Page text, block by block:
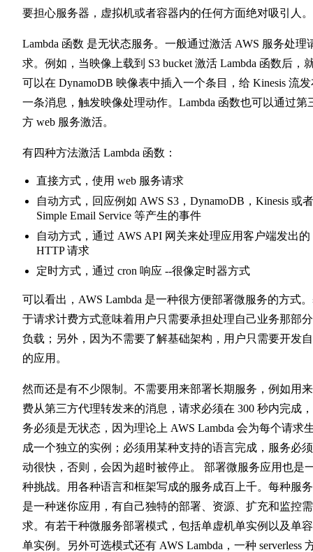
要担心服务器，虚拟机或者容器内的任何方面绝对吸引人。
Lambda 函数 是无状态服务。一般通过激活 AWS 服务处理
求。例如，当映像上载到 S3 bucket 激活 Lambda 函数后，
可以在 DynamoDB 映像表中插入一个条目，给 Kinesis 流
一条消息，触发映像处理动作。Lambda 函数也可以通过第
方 web 服务激活。
有四种方法激活 Lambda 函数：
直接方式，使用 web 服务请求
自动方式，回应例如 AWS S3，DynamoDB，Kinesis 或者
Simple Email Service 等产生的事件
自动方式，通过 AWS API 网关来处理应用客户端发出的
HTTP 请求 ​
定时方式，通过 cron 响应 ​--很像定时器方式
可以看出，AWS Lambda 是一种很方便部署微服务的方式
于请求计费方式意味着用户只需要承担处理自己业务那部
负载；另外，因为不需要了解基础架构，用户只需要开发
的应用。
然而还是有不少限制。不需要用来部署长期服务，例如用
费从第三方代理转发来的消息，请求必须在 300 秒内完成
务必须是无状态，因为理论上 AWS Lambda 会为每个请求
成一个独立的实例；必须用某种支持的语言完成，服务必
动很快，否则，会因为超时被停止。 部署微服务应用也是
种挑战。用各种语言和框架写成的服务成百上千。每种服
是一种迷你应用，有自己独特的部署、资源、扩充和监控需
求。有若干种微服务部署模式，包括单虚机单实例以及单
单实例。另外可选模式还有 AWS Lambda，一种 serverless